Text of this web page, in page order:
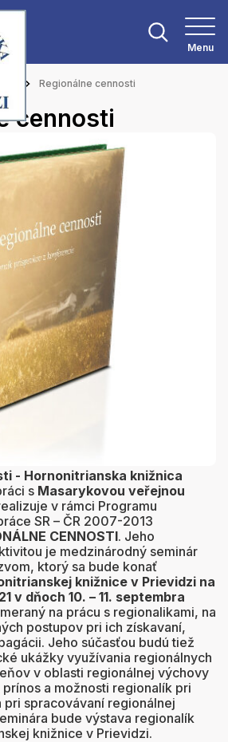
Menu
Regionálne cennosti
cennosti
- Hornonitrianska knižnica
s Masarykovou veřejnou
v rámci Programu
SR – ČR 2007-2013
CENNOSTI. Jeho
je medzinárodný seminár
ktorý sa bude konať
knižnice v Prievidzi na
v dňoch 10. – 11. septembra
na prácu s regionalikami, na
postupov pri ich získavaní,
Jeho súčasťou budú tiež
ukážky využívania regionálnych
v oblasti regionálnej výchovy
a možnosti regionalík pri
spracovávaní regionálnej
bude výstava regionalík
knižnice v Prievidzi.